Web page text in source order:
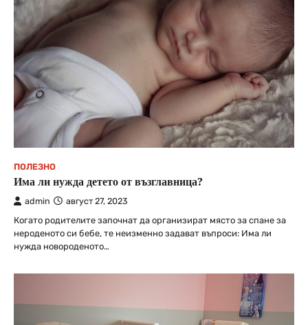
ПОЛЕЗНО
Има ли нужда детето от възглавница?
admin
август 27, 2023
Когато родителите започнат да организират място за спане за
нероденото си бебе, те неизменно задават въпроси: Има ли
нужда новороденото…